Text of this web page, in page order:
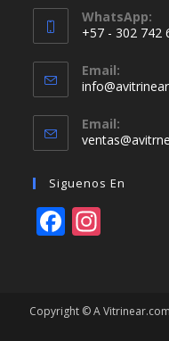
WhatsApp:
+57 - 302 742
Email:
Email:
Siguenos En
F
b gr
Copyright © A